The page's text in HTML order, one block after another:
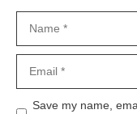
Save my name,